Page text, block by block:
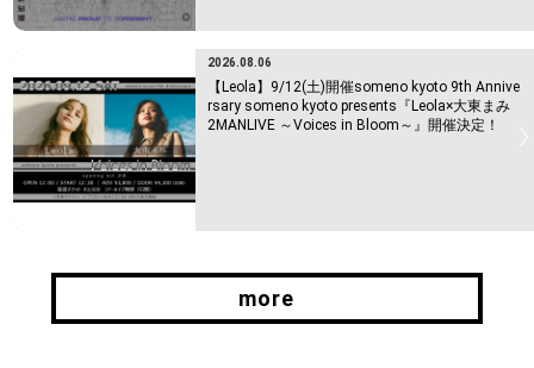
2026.08.06
【Leola】9/12(土)開催someno kyoto 9th Annive
rsary someno kyoto presents『Leola×大東まみ
2MANLIVE ～Voices in Bloom～』開催決定！
more